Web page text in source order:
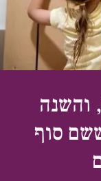
והשנה
סוף